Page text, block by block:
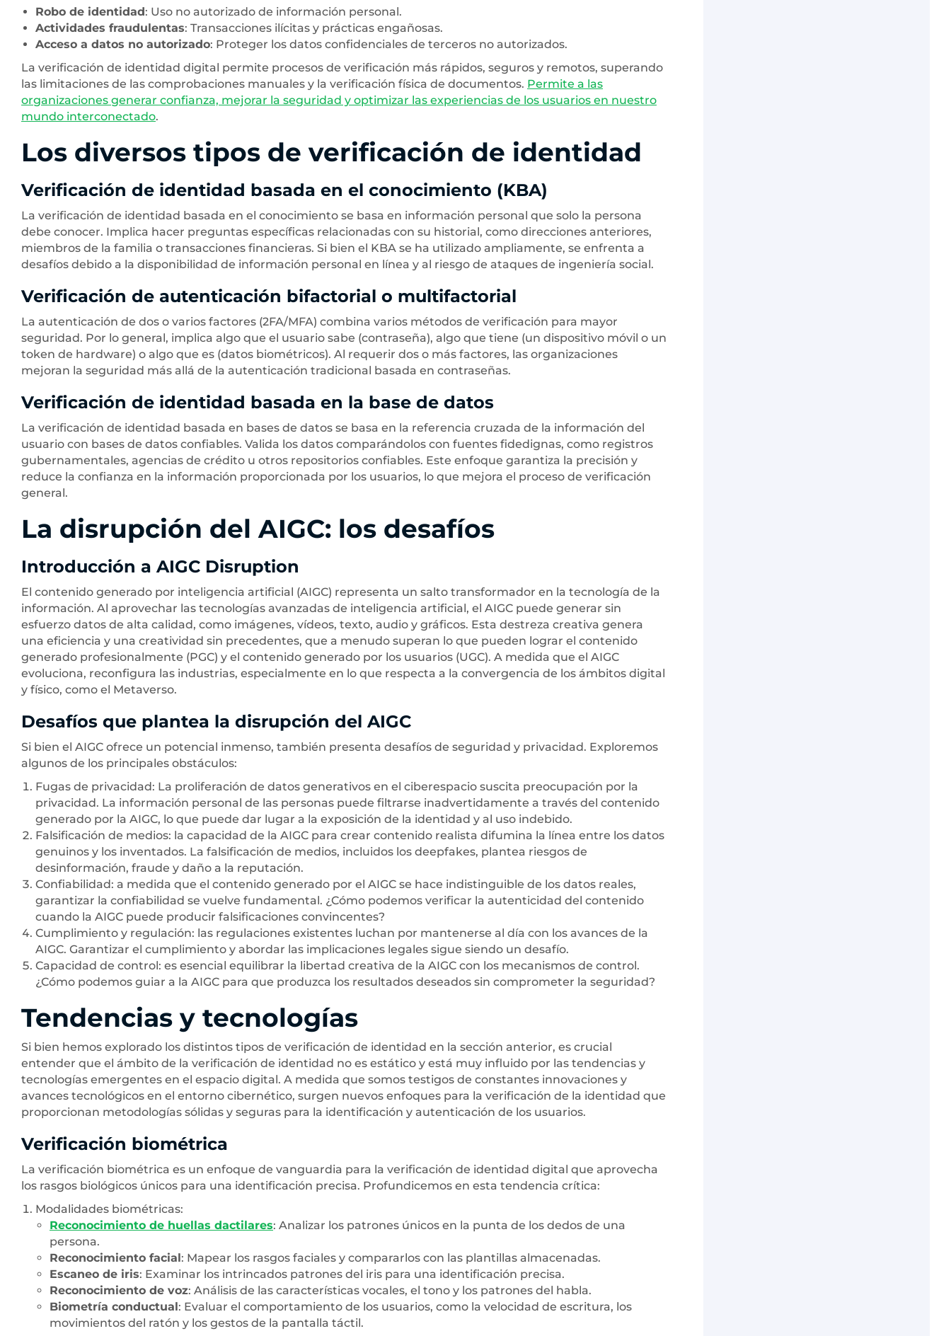
Robo de identidad: Uso no autorizado de información personal.
Actividades fraudulentas: Transacciones ilícitas y prácticas engañosas.
Acceso a datos no autorizado: Proteger los datos confidenciales de terceros no autorizados.
La verificación de identidad digital permite procesos de verificación más rápidos, seguros y remotos, superando
las limitaciones de las comprobaciones manuales y la verificación física de documentos. Permite a las
organizaciones generar confianza, mejorar la seguridad y optimizar las experiencias de los usuarios en nuestro
mundo interconectado.
Los diversos tipos de verificación de identidad
Verificación de identidad basada en el conocimiento (KBA)
La verificación de identidad basada en el conocimiento se basa en información personal que solo la persona
debe conocer. Implica hacer preguntas específicas relacionadas con su historial, como direcciones anteriores,
miembros de la familia o transacciones financieras. Si bien el KBA se ha utilizado ampliamente, se enfrenta a
desafíos debido a la disponibilidad de información personal en línea y al riesgo de ataques de ingeniería social.
Verificación de autenticación bifactorial o multifactorial
La autenticación de dos o varios factores (2FA/MFA) combina varios métodos de verificación para mayor
seguridad. Por lo general, implica algo que el usuario sabe (contraseña), algo que tiene (un dispositivo móvil o un
token de hardware) o algo que es (datos biométricos). Al requerir dos o más factores, las organizaciones
mejoran la seguridad más allá de la autenticación tradicional basada en contraseñas.
Verificación de identidad basada en la base de datos
La verificación de identidad basada en bases de datos se basa en la referencia cruzada de la información del
usuario con bases de datos confiables. Valida los datos comparándolos con fuentes fidedignas, como registros
gubernamentales, agencias de crédito u otros repositorios confiables. Este enfoque garantiza la precisión y
reduce la confianza en la información proporcionada por los usuarios, lo que mejora el proceso de verificación
general.
La disrupción del AIGC: los desafíos
Introducción a AIGC Disruption
El contenido generado por inteligencia artificial (AIGC) representa un salto transformador en la tecnología de la
información. Al aprovechar las tecnologías avanzadas de inteligencia artificial, el AIGC puede generar sin
esfuerzo datos de alta calidad, como imágenes, vídeos, texto, audio y gráficos. Esta destreza creativa genera
una eficiencia y una creatividad sin precedentes, que a menudo superan lo que pueden lograr el contenido
generado profesionalmente (PGC) y el contenido generado por los usuarios (UGC). A medida que el AIGC
evoluciona, reconfigura las industrias, especialmente en lo que respecta a la convergencia de los ámbitos digital
y físico, como el Metaverso.
Desafíos que plantea la disrupción del AIGC
Si bien el AIGC ofrece un potencial inmenso, también presenta desafíos de seguridad y privacidad. Exploremos
algunos de los principales obstáculos:
Fugas de privacidad: La proliferación de datos generativos en el ciberespacio suscita preocupación por la
privacidad. La información personal de las personas puede filtrarse inadvertidamente a través del contenido
generado por la AIGC, lo que puede dar lugar a la exposición de la identidad y al uso indebido.
Falsificación de medios: la capacidad de la AIGC para crear contenido realista difumina la línea entre los datos
genuinos y los inventados. La falsificación de medios, incluidos los deepfakes, plantea riesgos de
desinformación, fraude y daño a la reputación.
Confiabilidad: a medida que el contenido generado por el AIGC se hace indistinguible de los datos reales,
garantizar la confiabilidad se vuelve fundamental. ¿Cómo podemos verificar la autenticidad del contenido
cuando la AIGC puede producir falsificaciones convincentes?
Cumplimiento y regulación: las regulaciones existentes luchan por mantenerse al día con los avances de la
AIGC. Garantizar el cumplimiento y abordar las implicaciones legales sigue siendo un desafío.
Capacidad de control: es esencial equilibrar la libertad creativa de la AIGC con los mecanismos de control.
¿Cómo podemos guiar a la AIGC para que produzca los resultados deseados sin comprometer la seguridad?
Tendencias y tecnologías
Si bien hemos explorado los distintos tipos de verificación de identidad en la sección anterior, es crucial
entender que el ámbito de la verificación de identidad no es estático y está muy influido por las tendencias y
tecnologías emergentes en el espacio digital. A medida que somos testigos de constantes innovaciones y
avances tecnológicos en el entorno cibernético, surgen nuevos enfoques para la verificación de la identidad que
proporcionan metodologías sólidas y seguras para la identificación y autenticación de los usuarios.
Verificación biométrica
La verificación biométrica es un enfoque de vanguardia para la verificación de identidad digital que aprovecha
los rasgos biológicos únicos para una identificación precisa. Profundicemos en esta tendencia crítica:
Modalidades biométricas:
Reconocimiento de huellas dactilares: Analizar los patrones únicos en la punta de los dedos de una
persona.
Reconocimiento facial: Mapear los rasgos faciales y compararlos con las plantillas almacenadas.
Escaneo de iris: Examinar los intrincados patrones del iris para una identificación precisa.
Reconocimiento de voz: Análisis de las características vocales, el tono y los patrones del habla.
Biometría conductual: Evaluar el comportamiento de los usuarios, como la velocidad de escritura, los
movimientos del ratón y los gestos de la pantalla táctil.